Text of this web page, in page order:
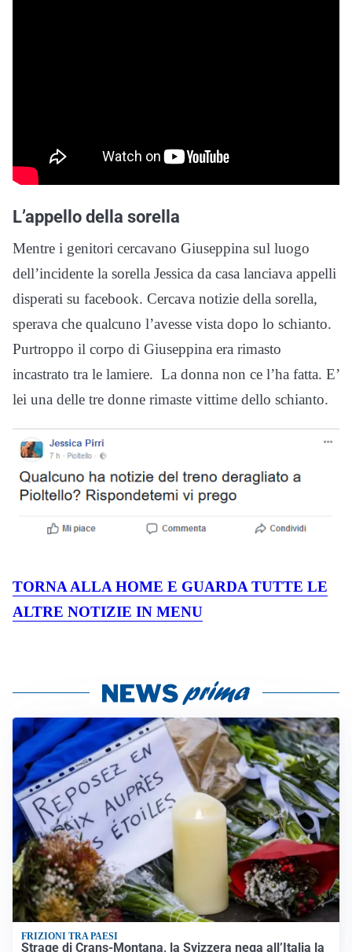
L’appello della sorella
Mentre i genitori cercavano Giuseppina sul luogo
dell’incidente la sorella Jessica da casa lanciava appelli
disperati su facebook. Cercava notizie della sorella,
sperava che qualcuno l’avesse vista dopo lo schianto.
Purtroppo il corpo di Giuseppina era rimasto
incastrato tra le lamiere. La donna non ce l’ha fatta. E’
lei una delle tre donne rimaste vittime dello schianto.
TORNA ALLA HOME E GUARDA TUTTE LE
ALTRE NOTIZIE IN MENU
FRIZIONI TRA PAESI
Strage di Crans-Montana, la Svizzera nega all’Italia la